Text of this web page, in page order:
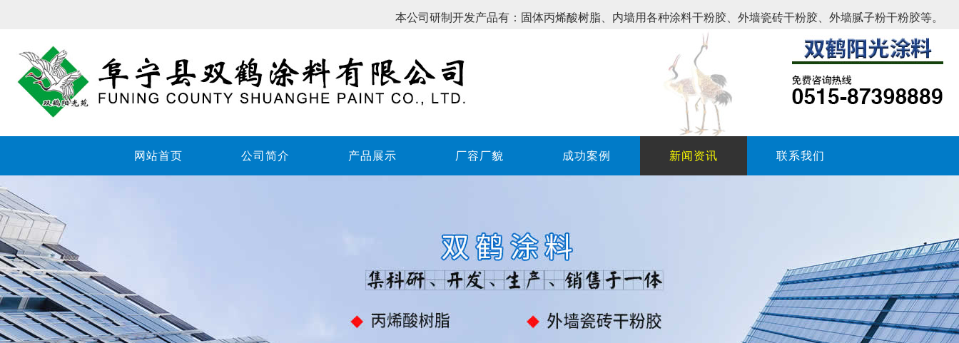
本公司研制开发产品有：固体丙烯酸树脂、内墙用各种涂料干粉胶、外墙瓷砖干粉胶、外墙腻子粉干粉胶等。
网站首页 公司简介 产品展示 厂容厂貌 成功案例 新闻资讯 联系我们